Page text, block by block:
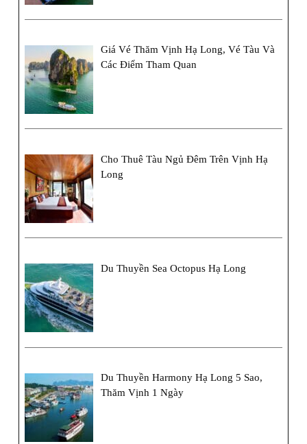
Giá Vé Thăm Vịnh Hạ Long, Vé Tàu Và
Các Điểm Tham Quan
Cho Thuê Tàu Ngủ Đêm Trên Vịnh Hạ
Long
Du Thuyền Sea Octopus Hạ Long
Du Thuyền Harmony Hạ Long 5 Sao,
Thăm Vịnh 1 Ngày